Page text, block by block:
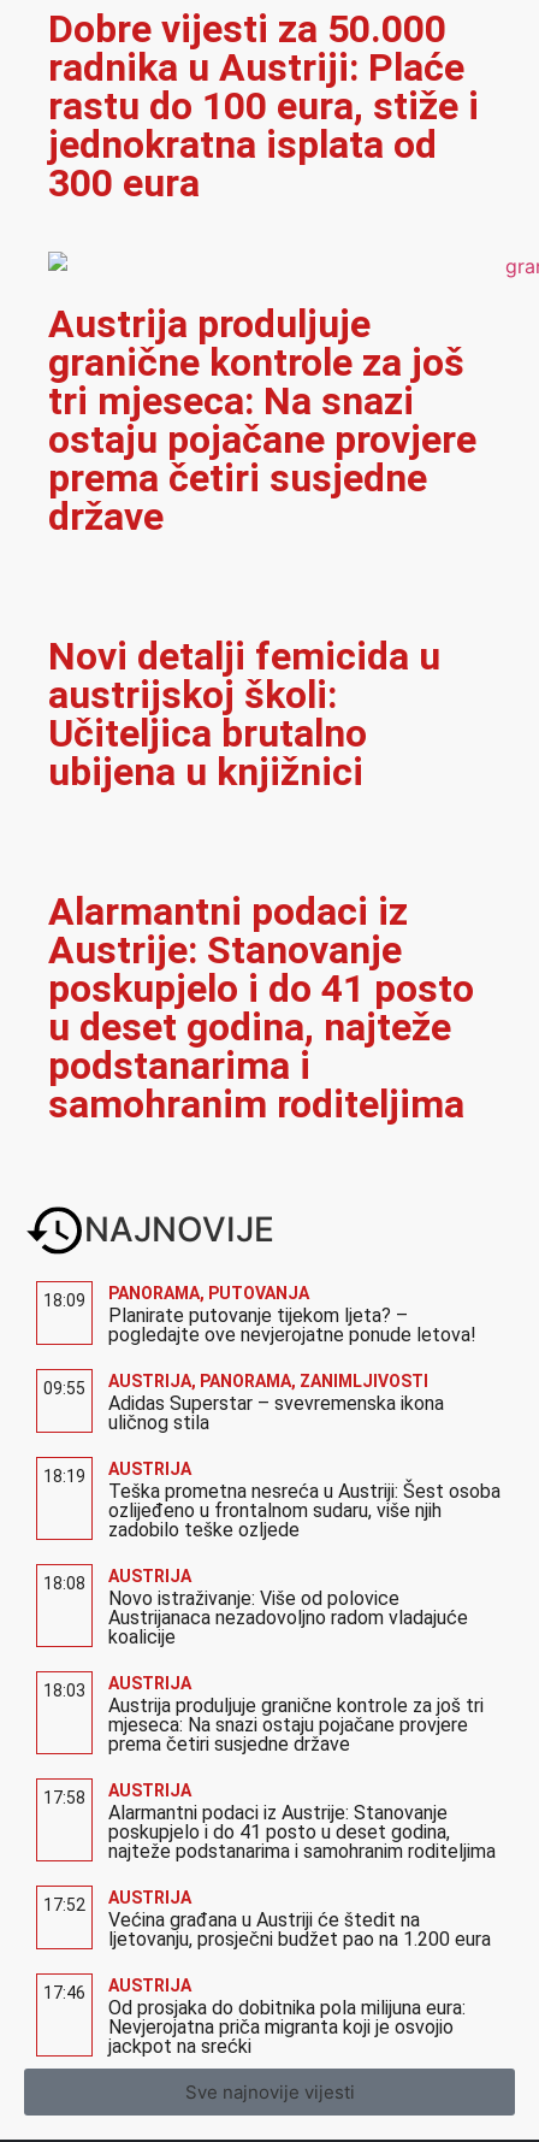
Dobre vijesti za 50.000
radnika u Austriji: Plaće
rastu do 100 eura, stiže i
jednokratna isplata od
300 eura
Austrija produljuje
granične kontrole za još
tri mjeseca: Na snazi
ostaju pojačane provjere
prema četiri susjedne
države
Novi detalji femicida u
austrijskoj školi:
Učiteljica brutalno
ubijena u knjižnici
Alarmantni podaci iz
Austrije: Stanovanje
poskupjelo i do 41 posto
u deset godina, najteže
podstanarima i
samohranim roditeljima
NAJNOVIJE
18:09 PANORAMA, PUTOVANJA
Planirate putovanje tijekom ljeta? –
pogledajte ove nevjerojatne ponude letova!
09:55 AUSTRIJA, PANORAMA, ZANIMLJIVOSTI
Adidas Superstar – svevremenska ikona
uličnog stila
18:19 AUSTRIJA
Teška prometna nesreća u Austriji: Šest osoba
ozlijeđeno u frontalnom sudaru, više njih
zadobilo teške ozljede
18:08 AUSTRIJA
Novo istraživanje: Više od polovice
Austrijanaca nezadovoljno radom vladajuće
koalicije
18:03 AUSTRIJA
Austrija produljuje granične kontrole za još tri
mjeseca: Na snazi ostaju pojačane provjere
prema četiri susjedne države
17:58 AUSTRIJA
Alarmantni podaci iz Austrije: Stanovanje
poskupjelo i do 41 posto u deset godina,
najteže podstanarima i samohranim roditeljima
17:52 AUSTRIJA
Većina građana u Austriji će štedit na
ljetovanju, prosječni budžet pao na 1.200 eura
17:46 AUSTRIJA
Od prosjaka do dobitnika pola milijuna eura:
Nevjerojatna priča migranta koji je osvojio
jackpot na srećki
Sve najnovije vijesti